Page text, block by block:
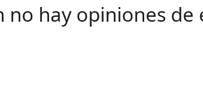
no hay opiniones de